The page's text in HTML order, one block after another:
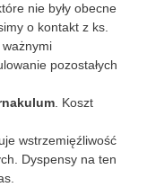
nie były obecne
o kontakt z ks.
pozostałych
. Koszt
wstrzemięźliwość
Dyspensy na ten